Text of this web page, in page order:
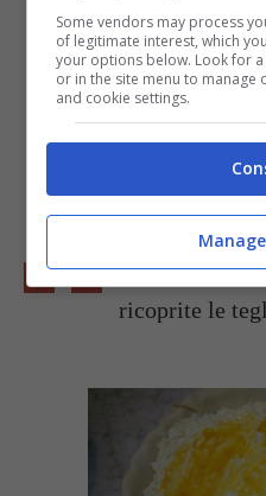
Stendete la
ricoprite le
Some vendors may process
of legitimate interest, which
your options below. Look for
or in the site menu to manage
and cookie settings.